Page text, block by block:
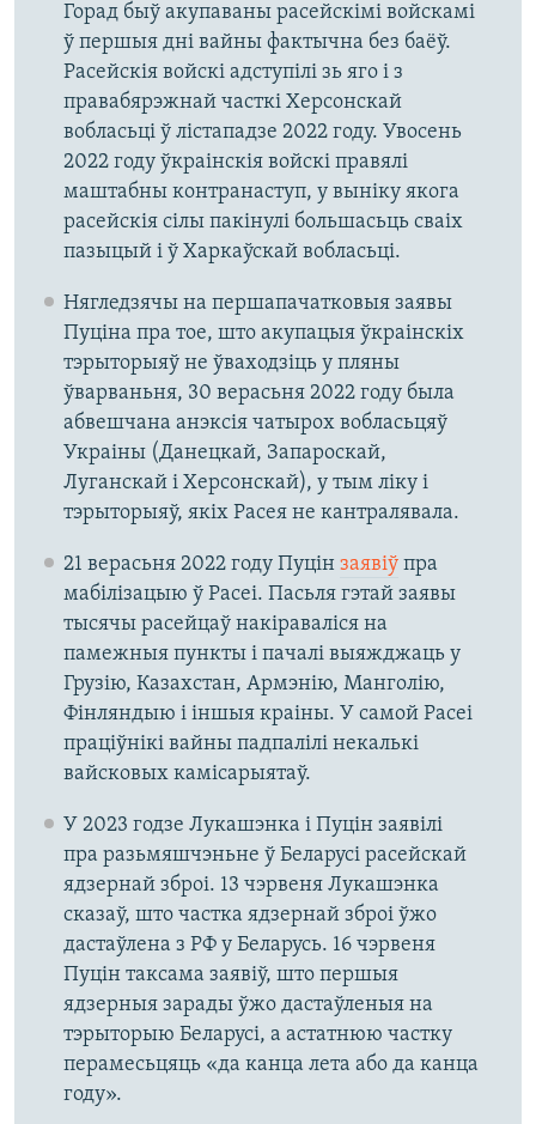
Горад быў акупаваны расейскімі войскамі
ў першыя дні вайны фактычна без баёў.
Расейскія войскі адступілі зь яго і з
правабярэжнай часткі Херсонскай
вобласьці ў лістападзе 2022 году. Увосень
2022 году ўкраінскія войскі правялі
маштабны контранаступ, у выніку якога
расейскія сілы пакінулі большасьць сваіх
пазыцый і ў Харкаўскай вобласьці.
Нягледзячы на першапачатковыя заявы
Пуціна пра тое, што акупацыя ўкраінскіх
тэрыторыяў не ўваходзіць у пляны
ўварваньня, 30 верасьня 2022 году была
абвешчана анэксія чатырох вобласьцяў
Украіны (Данецкай, Запароскай,
Луганскай і Херсонскай), у тым ліку і
тэрыторыяў, якіх Расея не кантралявала.
21 верасьня 2022 году Пуцін заявіўпра
мабілізацыю ў Расеі. Пасьля гэтай заявы
тысячы расейцаў накіраваліся на
памежныя пункты і пачалі выяжджаць у
Грузію, Казахстан, Армэнію, Манголію,
Фінляндыю і іншыя краіны. У самой Расеі
праціўнікі вайны падпалілі некалькі
вайсковых камісарыятаў.
У 2023 годзе Лукашэнка і Пуцін заявілі
пра разьмяшчэньне ў Беларусі расейскай
ядзернай зброі. 13 чэрвеня Лукашэнка
сказаў, што частка ядзернай зброі ўжо
дастаўлена з РФ у Беларусь. 16 чэрвеня
Пуцін таксама заявіў, што першыя
ядзерныя зарады ўжо дастаўленыя на
тэрыторыю Беларусі, а астатнюю частку
перамесьцяць «да канца лета або да канца
году».